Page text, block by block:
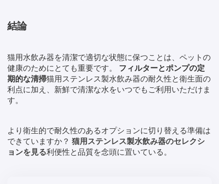
結論
猫用水飲み器を清潔で適切な状態に保つことは、ペットの
健康のためにとても重要です。 フィルターとポンプの定
期的な清掃猫用ステンレス製水飲み器の耐久性と衛生面の
利点に加え、新鮮で清潔な水をいつでもご利用いただけま
す。
より衛生的で耐久性のあるオプションに切り替える準備は
できていますか？ 猫用ステンレス製水飲み器のセレクシ
ョンを見る利便性と品質を念頭に置いている。